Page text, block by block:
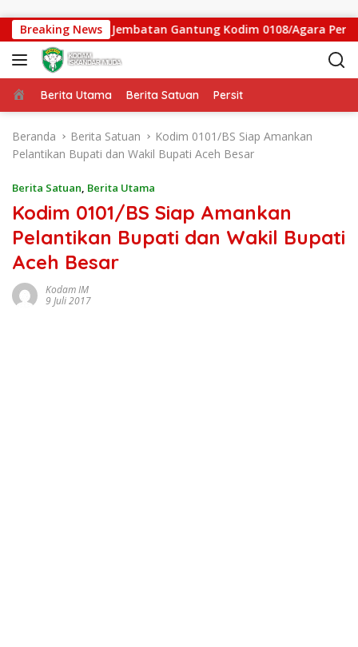
Breaking News
Satgas Jembatan Gantung Kodim 0108/Agara
Beranda
Berita Utama Berita Satuan Persit
Beranda Berita Satuan
Kodim 0101/BS Siap Amankan
Pelantikan Bupati dan Wakil Bupati Aceh Besar
Berita Satuan, Berita Utama
Kodim 0101/BS Siap Amankan
Pelantikan Bupati dan Wakil Bupati
Aceh Besar
Kodam IM
9 Juli 2017